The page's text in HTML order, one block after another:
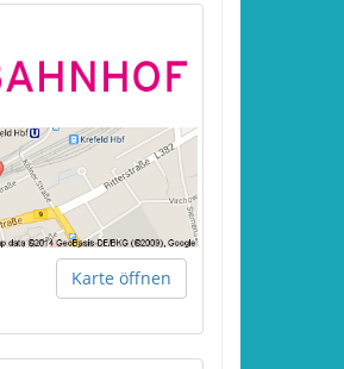
Karte öffnen